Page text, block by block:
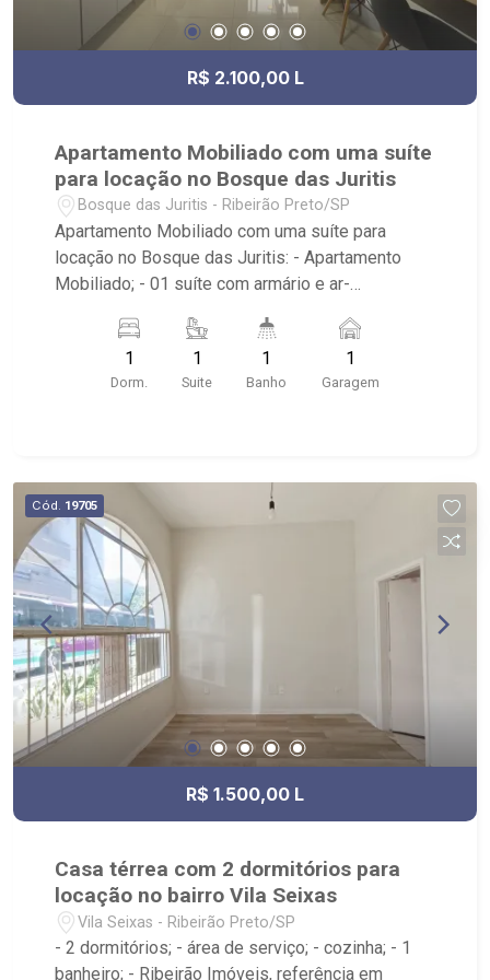
R$ 2.100,00 L
Apartamento Mobiliado com uma suíte
para locação no Bosque das Juritis
Bosque das Juritis - Ribeirão Preto/SP
Apartamento Mobiliado com uma suíte para
locação no Bosque das Juritis: - Apartamento
Mobiliado; - 01 suíte com armário e ar-
e box em vidro; - 01 vaga coberta de garagem; -
Cozinha Integrada; - Varanda; - Edifício com
elevador, portaria 24 horas e lazer.
1
Dorm.
1
Suite
1
Banho
1
Garagem
Cód. 19705
R$ 1.500,00 L
Casa térrea com 2 dormitórios para
locação no bairro Vila Seixas
Vila Seixas - Ribeirão Preto/SP
- 2 dormitórios; - área de serviço; - cozinha; - 1
banheiro; - Ribeirão Imóveis, referência em